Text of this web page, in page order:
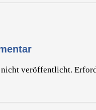
veröffentlicht.